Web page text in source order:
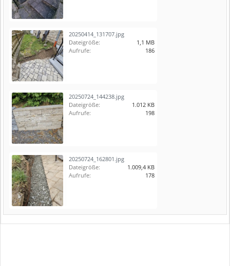
20250414_131707.jpg
Dateigröße:
1,1 MB
Aufrufe:
186
20250724_144238.jpg
Dateigröße:
1.012 KB
Aufrufe:
198
20250724_162801.jpg
Dateigröße:
1.009,4 KB
Aufrufe:
178